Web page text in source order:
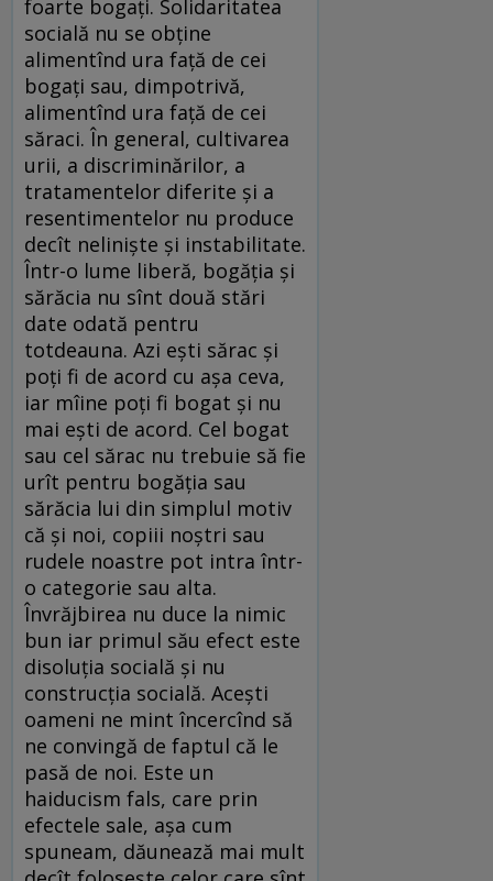
foarte bogaţi. Solidaritatea
socială nu se obţine
alimentînd ura faţă de cei
bogaţi sau, dimpotrivă,
alimentînd ura faţă de cei
săraci. În general, cultivarea
urii, a discriminărilor, a
tratamentelor diferite şi a
resentimentelor nu produce
decît nelinişte şi instabilitate.
Într-o lume liberă, bogăţia şi
sărăcia nu sînt două stări
date odată pentru
totdeauna. Azi eşti sărac şi
poţi fi de acord cu aşa ceva,
iar mîine poţi fi bogat şi nu
mai eşti de acord. Cel bogat
sau cel sărac nu trebuie să fie
urît pentru bogăţia sau
sărăcia lui din simplul motiv
că şi noi, copiii noştri sau
rudele noastre pot intra într-
o categorie sau alta.
Învrăjbirea nu duce la nimic
bun iar primul său efect este
disoluţia socială şi nu
construcţia socială. Aceşti
oameni ne mint încercînd să
ne convingă de faptul că le
pasă de noi. Este un
haiducism fals, care prin
efectele sale, aşa cum
spuneam, dăunează mai mult